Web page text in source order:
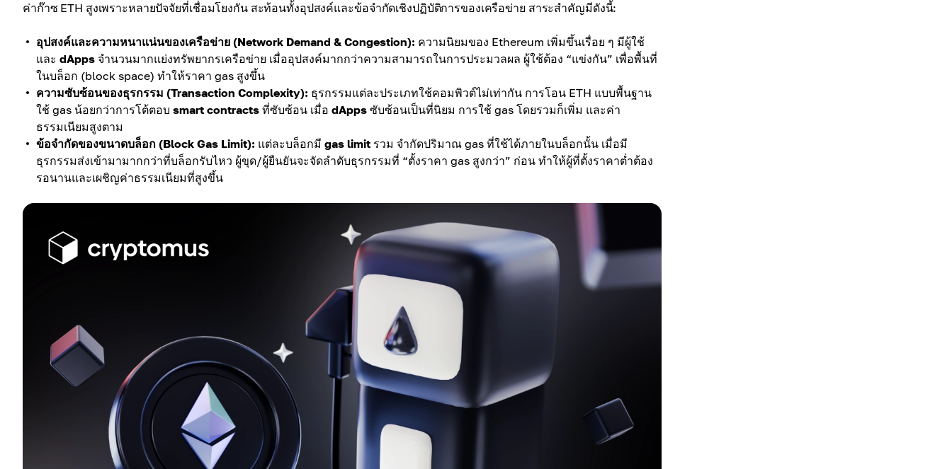
ค่าก๊าซ ETH สูงเพราะหลายปัจจัยที่เชื่อมโยงกัน สะท้อนทั้งอุปสงค์และข้อจำกัดเชิงปฏิบัติการของเครือข่าย สาระสำคัญมีดังนี้:
อุปสงค์และความหนาแน่นของเครือข่าย (Network Demand & Congestion): ความนิยมของ Ethereum เพิ่มขึ้นเรื่อย ๆ มีผู้ใช้
และ dApps จำนวนมากแย่งทรัพยากรเครือข่าย เมื่ออุปสงค์มากกว่าความสามารถในการประมวลผล ผู้ใช้ต้อง “แข่งกัน” เพื่อพื้นที่
ในบล็อก (block space) ทำให้ราคา gas สูงขึ้น
ความซับซ้อนของธุรกรรม (Transaction Complexity): ธุรกรรมแต่ละประเภทใช้คอมพิวต์ไม่เท่ากัน การโอน ETH แบบพื้นฐาน
ใช้ gas น้อยกว่าการโต้ตอบ smart contracts ที่ซับซ้อน เมื่อ dApps ซับซ้อนเป็นที่นิยม การใช้ gas โดยรวมก็เพิ่ม และค่า
ธรรมเนียมสูงตาม
ข้อจำกัดของขนาดบล็อก (Block Gas Limit): แต่ละบล็อกมี gas limit รวม จำกัดปริมาณ gas ที่ใช้ได้ภายในบล็อกนั้น เมื่อมี
ธุรกรรมส่งเข้ามามากกว่าที่บล็อกรับไหว ผู้ขุด/ผู้ยืนยันจะจัดลำดับธุรกรรมที่ “ตั้งราคา gas สูงกว่า” ก่อน ทำให้ผู้ที่ตั้งราคาต่ำต้อง
รอนานและเผชิญค่าธรรมเนียมที่สูงขึ้น